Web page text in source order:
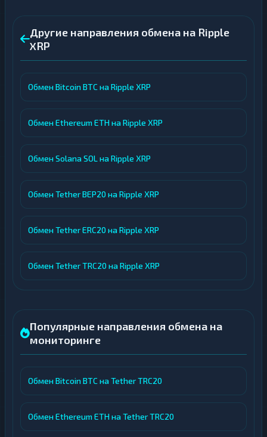
Другие направления обмена на Ripple
XRP
Обмен Bitcoin BTC на Ripple XRP
Обмен Ethereum ETH на Ripple XRP
Обмен Solana SOL на Ripple XRP
Обмен Tether BEP20 на Ripple XRP
Обмен Tether ERC20 на Ripple XRP
Обмен Tether TRC20 на Ripple XRP
Популярные направления обмена на
мониторинге
Обмен Bitcoin BTC на Tether TRC20
Обмен Ethereum ETH на Tether TRC20